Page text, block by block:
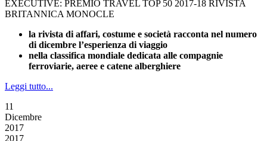
EXECUTIVE: PREMIO TRAVEL TOP 50 2017-18 RIVISTA
BRITANNICA MONOCLE
la rivista di affari, costume e società racconta nel numero
di dicembre l’esperienza di viaggio
nella classifica mondiale dedicata alle compagnie
ferroviarie, aeree e catene alberghiere
Leggi tutto...
11
Dicembre
2017
2017